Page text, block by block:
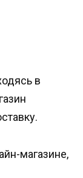
в
магазине,